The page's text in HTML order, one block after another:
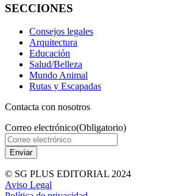
SECCIONES
Consejos legales
Arquitectura
Educación
Salud/Belleza
Mundo Animal
Rutas y Escapadas
Contacta con nosotros
Correo electrónico(Obligatorio)
© SG PLUS EDITORIAL 2024
Aviso Legal